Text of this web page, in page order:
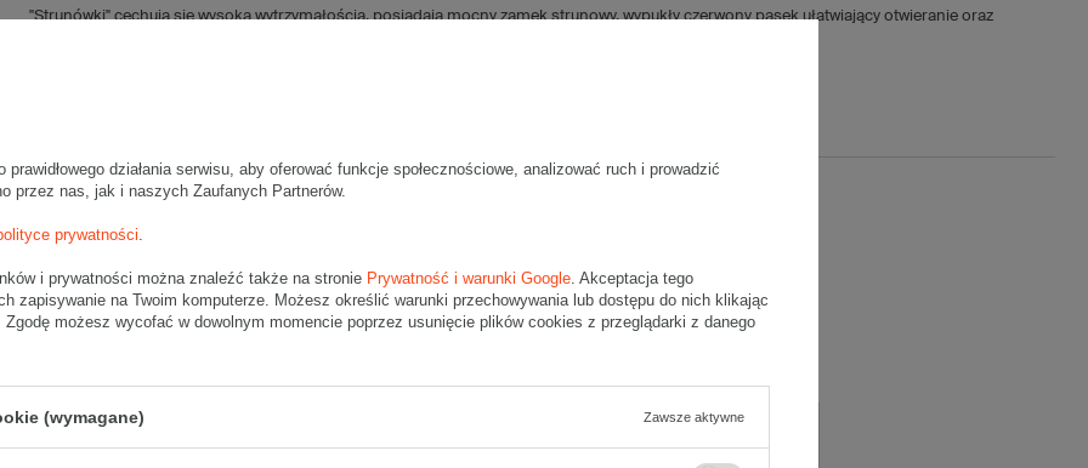
"Strunówki" cechują się wysoką wytrzymałością, posiadają mocny zamek strunowy, wypukły czerwony pasek ułatwiający otwieranie oraz
Twoja ocena:
5/5
Treść twojej opinii
działania serwisu, aby oferować funkcje społecznościowe, analizować ruch i prowadzić
przez nas, jak i naszych Zaufanych Partnerów.
prywatności.
i prywatności można znaleźć także na stronie Prywatność i warunki Google. Akceptacja tego
zapisywanie na Twoim komputerze. Możesz określić warunki przechowywania lub dostępu do nich klikając
Zgodę możesz wycofać w dowolnym momencie poprzez usunięcie plików cookies z przeglądarki z danego
(wymagane) Zawsze aktywne